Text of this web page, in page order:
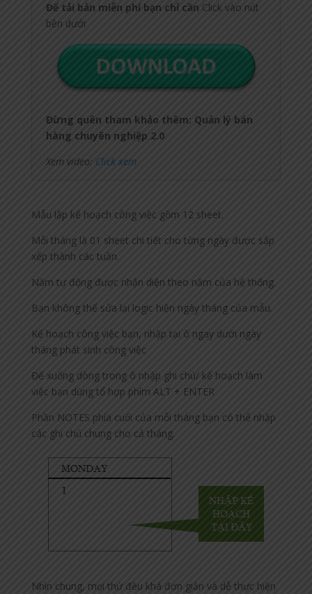
Đểtải bản miễn phíbạn chỉcần Click vào nút
bên dưới
Đừng quên tham khảo thêm: Quản lý bán
hàng chuyên nghiệp 2.0
Xem video: Click xem
Mẫu lập kế hoạch công việc gồm 12 sheet.
Mỗi tháng là 01 sheet chi tiết cho từng ngày được sắp
xếp thành các tuần.
Năm tự động được nhận diện theo năm của hệ thống.
Bạn không thể sửa lại logic hiện ngày tháng của mẫu.
Kế hoạch công việc bạn, nhập tại ô ngay dưới ngày
tháng phát sinh công việc
Để xuống dòng trong ô nhập ghi chú/ kế hoạch làm
việc bạn dùng tổ hợp phím ALT + ENTER
Phần NOTES phía cuối của mỗi tháng bạn có thể nhập
các ghi chú chung cho cả tháng.
Nhìn chung, mọi thứ đều khá đơn giản và dễ thực hiện